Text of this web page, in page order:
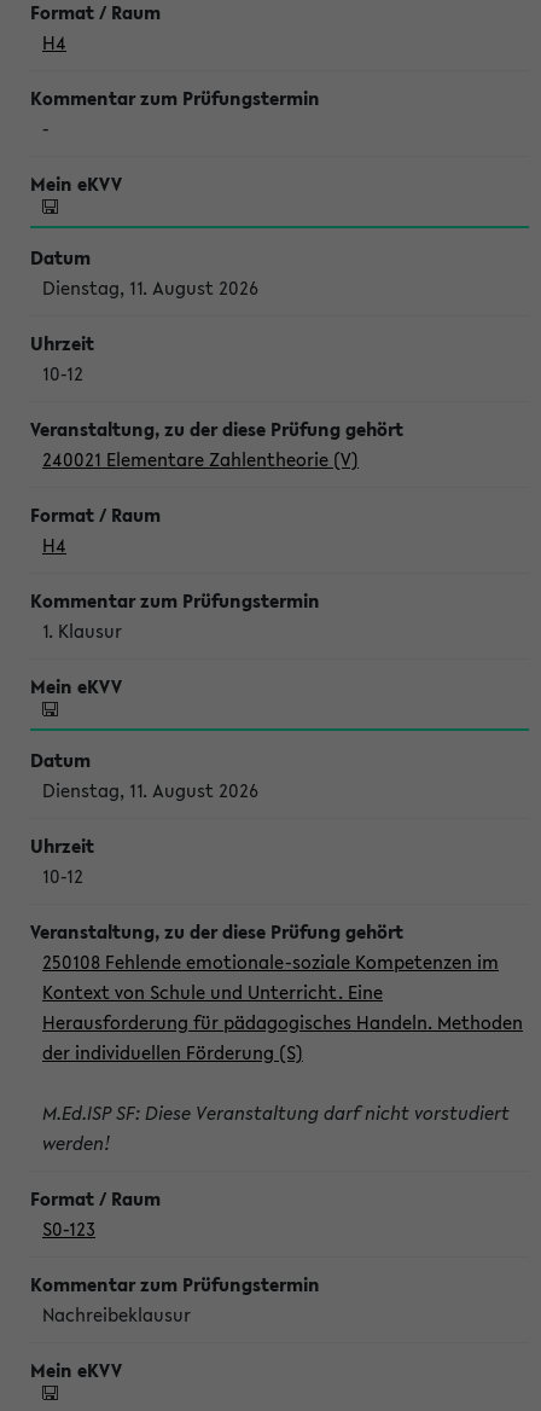
H4
-
Dienstag, 11. August 2026
10-12
240021 Elementare Zahlentheorie (V)
H4
1. Klausur
Dienstag, 11. August 2026
10-12
250108 Fehlende emotionale-soziale Kompetenzen im
Kontext von Schule und Unterricht. Eine
Herausforderung für pädagogisches Handeln. Methoden
der individuellen Förderung (S)
M.Ed.ISP SF: Diese Veranstaltung darf nicht vorstudiert
werden!
S0-123
Nachreibeklausur